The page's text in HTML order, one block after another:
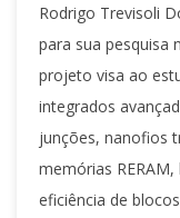
Rodrigo Trevisoli
para sua pesquisa
projeto visa ao
integrados
junções, nanofios
memórias
eficiência de